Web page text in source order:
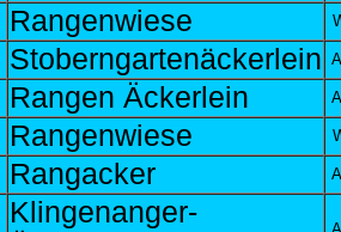
Rangenwiese
Stoberngartenäckerlein
Rangen Äckerlein
Rangenwiese
Rangacker
Klingenanger-